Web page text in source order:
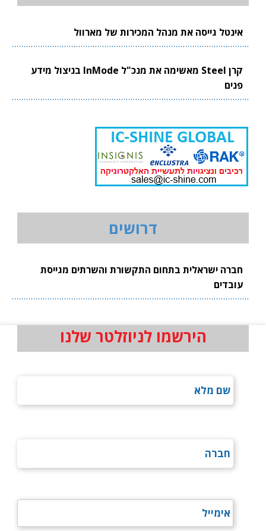
אינטל גייסה את מנהל המכירות של מארוול
קרן Steel מאשימה את מנכ"ל InMode בניצול מידע
פנים
דרושים
חברה ישראלית בתחום התקשורת והשרתים מגייסת
עובדים
הירשמו לניוזלטר שלנו